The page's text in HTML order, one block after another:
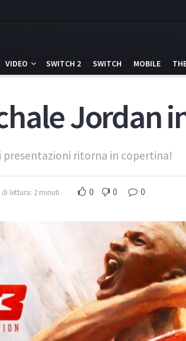
VIDEO SWITCH 2 SWITCH MOBILE
Jordan
presentazioni ritorna in copertina!
di lettura: 2 minuti 0 0 0